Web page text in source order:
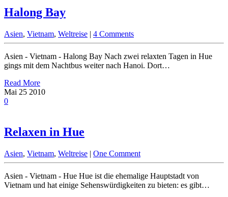
Halong Bay
Asien, Vietnam, Weltreise | 4 Comments
Asien - Vietnam - Halong Bay Nach zwei relaxten Tagen in Hue
gings mit dem Nachtbus weiter nach Hanoi. Dort…
Read More
Mai 25 2010
0
Relaxen in Hue
Asien, Vietnam, Weltreise | One Comment
Asien - Vietnam - Hue Hue ist die ehemalige Hauptstadt von
Vietnam und hat einige Sehenswürdigkeiten zu bieten: es gibt…